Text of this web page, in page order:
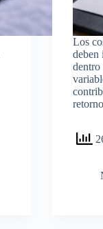
Los
deben
dentro